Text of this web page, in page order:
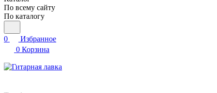
По всему сайту
По каталогу
0
Избранное
0 Корзина